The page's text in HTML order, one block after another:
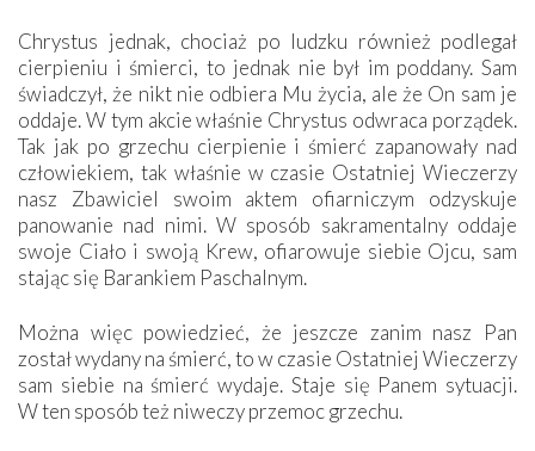
Chrystus jednak, chociaż po ludzku również podlegał
cierpieniu i śmierci, to jednak nie był im poddany. Sam
świadczył, że nikt nie odbiera Mu życia, ale że On sam je
oddaje. W tym akcie właśnie Chrystus odwraca ­porządek.
Tak jak po grzechu cierpienie i śmierć zapanowały nad
człowiekiem, tak właśnie w czasie Ostatniej Wieczerzy
nasz Zbawiciel swoim aktem ofiarniczym odzyskuje
panowanie nad nimi. W sposób sakramentalny oddaje
swoje Ciało i swoją Krew, ofiarowuje siebie Ojcu, sam
stając się Barankiem Paschalnym.
Można więc powiedzieć, że jeszcze zanim nasz Pan
został wydany na śmierć, to w czasie Ostatniej Wieczerzy
sam siebie na śmierć wydaje. Staje się Panem sytuacji.
W ten sposób też niweczy przemoc grzechu.